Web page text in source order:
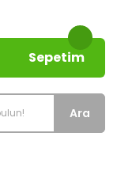
Ara
Sepetim